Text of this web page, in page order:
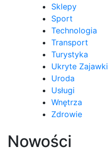
Sklepy
Sport
Technologia
Transport
Turystyka
Ukryte Zajawki
Uroda
Usługi
Wnętrza
Zdrowie
Nowości